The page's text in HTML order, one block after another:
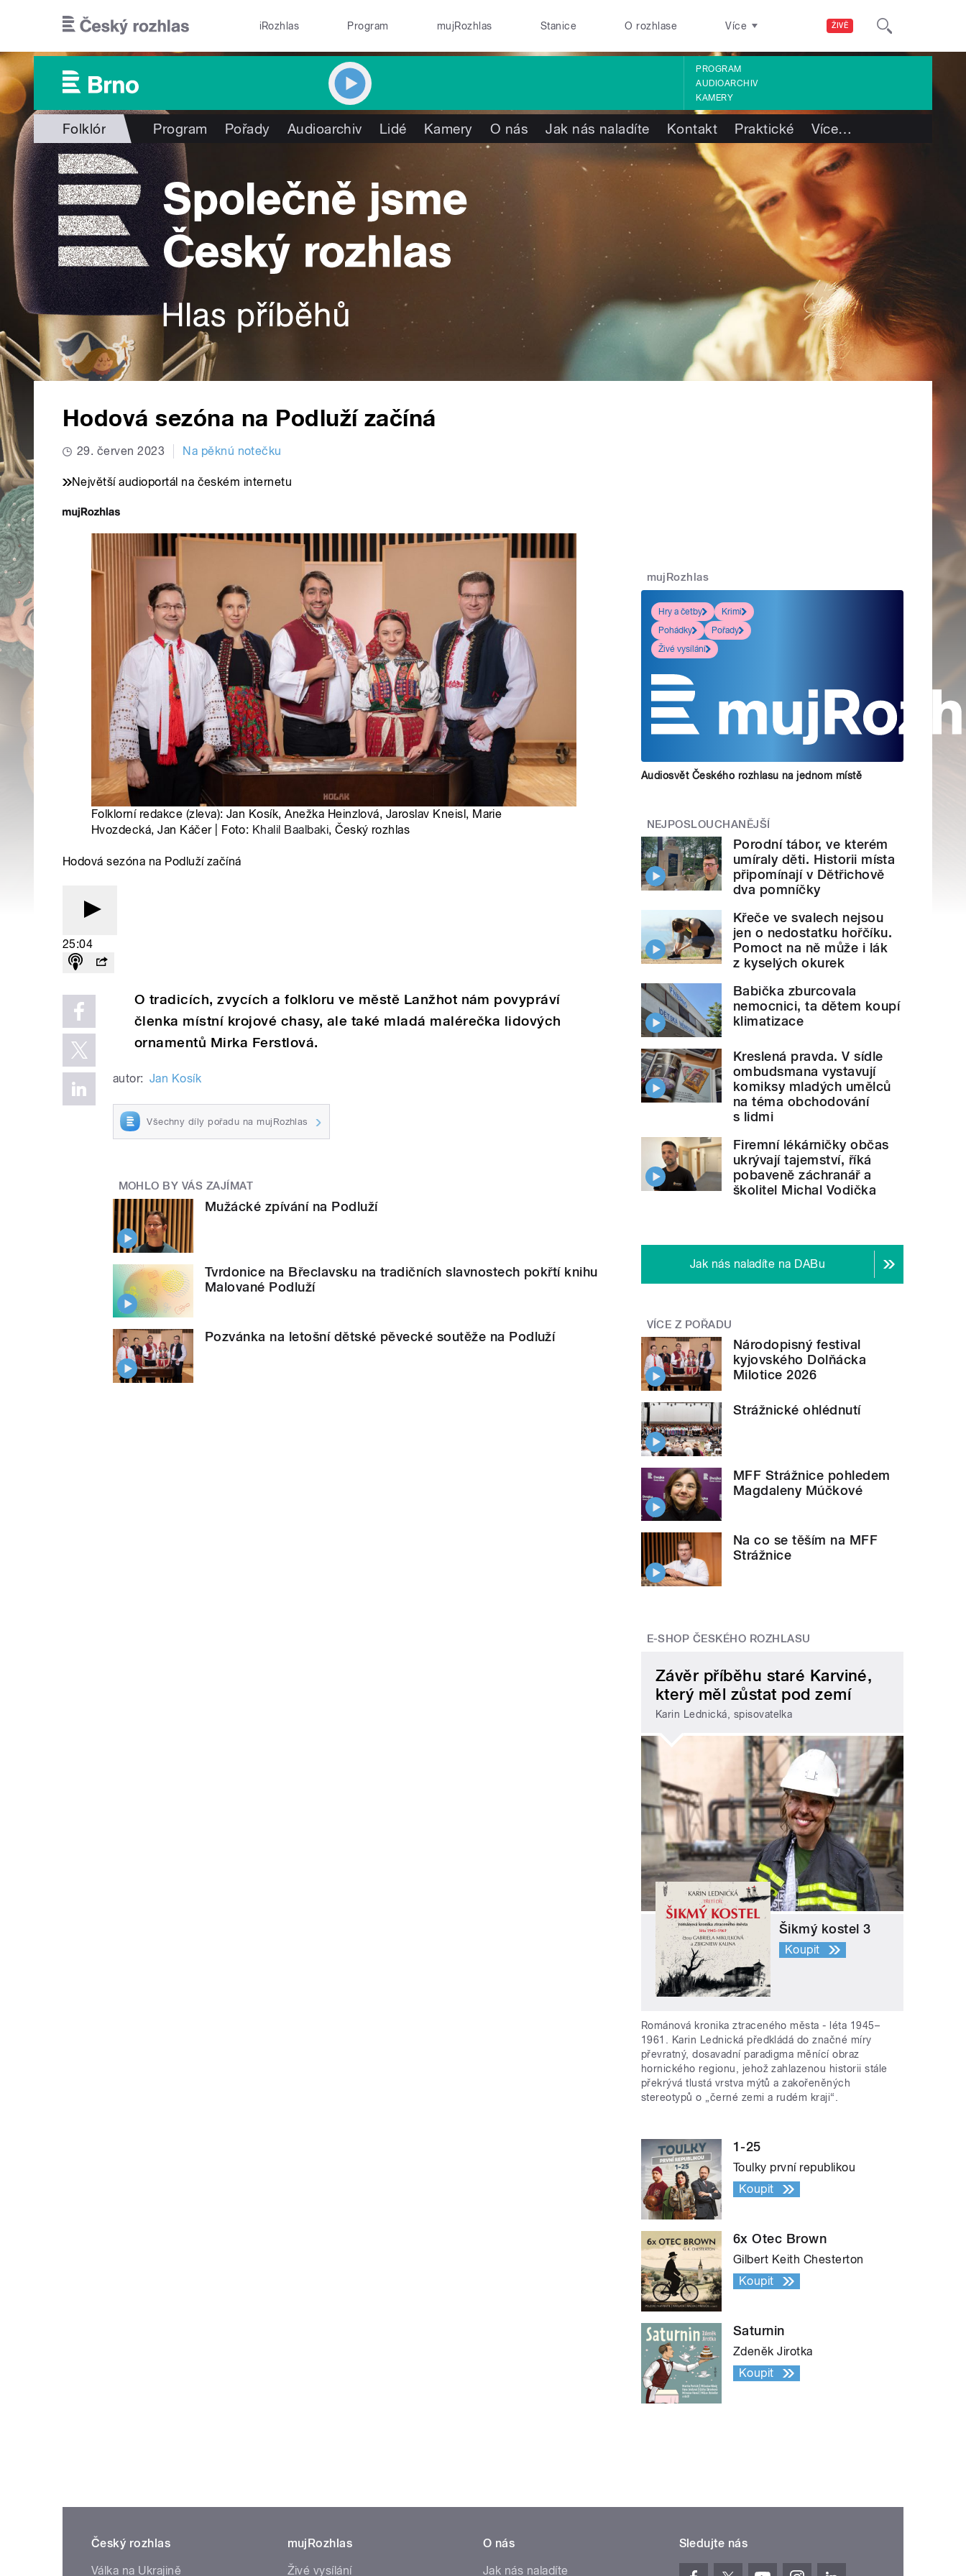
ŽIVĚ
iRozhlas Program mujRozhlas Stanice O rozhlase Více
PROGRAM
AUDIOARCHIV
KAMERY
Folklór Program Pořady Audioarchiv Lidé Kamery O nás Jak nás naladíte Kontakt Praktické Více…
Hodová sezóna na Podluží začíná
29. červen 2023 Na pěknú notečku
Největší audioportál na českém internetu
Folklorní redakce (zleva): Jan Kosík, Anežka Heinzlová, Jaroslav Kneisl, Marie
Hvozdecká, Jan Káčer | Foto: Khalil Baalbaki, Český rozhlas
Hodová sezóna na Podluží začíná
25:04
O tradicích, zvycích a folkloru ve městě Lanžhot nám povypráví
členka místní krojové chasy, ale také mladá malérečka lidových
ornamentů Mirka Ferstlová.
autor: Jan Kosík
Všechny díly pořadu na mujRozhlas
MOHLO BY VÁS ZAJÍMAT
Mužácké zpívání na Podluží
Tvrdonice na Břeclavsku na tradičních slavnostech pokřtí knihu
Malované Podluží
Pozvánka na letošní dětské pěvecké soutěže na Podluží
mujRozhlas
Hry a četby
Krimi
Pohádky
Pořady
Živé vysílání
Audiosvět Českého rozhlasu na jednom místě
NEJPOSLOUCHANĚJŠÍ
Porodní tábor, ve kterém
umíraly děti. Historii místa
připomínají v Dětřichově
dva pomníčky
Křeče ve svalech nejsou
jen o nedostatku hořčíku.
Pomoct na ně může i lák
z kyselých okurek
Babička zburcovala
nemocnici, ta dětem koupí
klimatizace
Kreslená pravda. V sídle
ombudsmana vystavují
komiksy mladých umělců
na téma obchodování
s lidmi
Firemní lékárničky občas
ukrývají tajemství, říká
pobaveně záchranář a
školitel Michal Vodička
Jak nás naladíte na DABu
VÍCE Z POŘADU
Národopisný festival
kyjovského Dolňácka
Milotice 2026
Strážnické ohlédnutí
MFF Strážnice pohledem
Magdaleny Múčkové
Na co se těším na MFF
Strážnice
E-SHOP ČESKÉHO ROZHLASU
Závěr příběhu staré Karviné,
který měl zůstat pod zemí
Karin Lednická, spisovatelka
Šikmý kostel 3
Koupit
Románová kronika ztraceného města - léta 1945–
1961. Karin Lednická předkládá do značné míry
převratný, dosavadní paradigma měnící obraz
hornického regionu, jehož zahlazenou historii stále
překrývá tlustá vrstva mýtů a zakořeněných
stereotypů o „černé zemi a rudém kraji“.
1-25
Toulky první republikou
Koupit
6x Otec Brown
Gilbert Keith Chesterton
Koupit
Saturnin
Zdeněk Jirotka
Koupit
Český rozhlas
Válka na Ukrajině
mujRozhlas
Živé vysílání
O nás
Jak nás naladíte
Sledujte nás